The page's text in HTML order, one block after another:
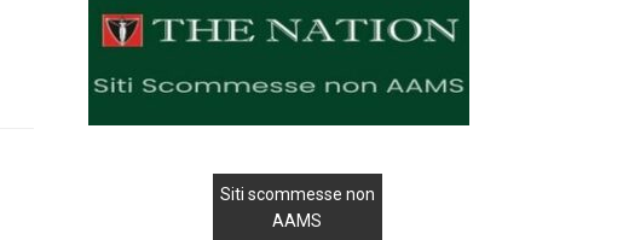
Siti scommesse non
AAMS